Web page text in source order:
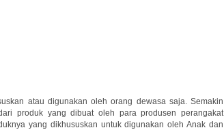
atau digunakan oleh orang dewasa saja. Semakin
produk yang dibuat oleh para produsen perangakat
yang dikhususkan untuk digunakan oleh Anak dan